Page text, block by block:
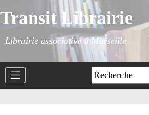
Transit Librairie
Librairie associative à Marseille